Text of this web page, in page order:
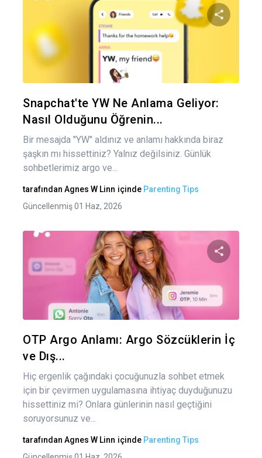
Snapchat'te YW Ne Anlama Geliyor:
Nasıl Olduğunu Öğrenin...
Bir mesajda "YW" aldınız ve anlamı hakkında biraz
şaşkın mı hissettiniz? Yalnız değilsiniz. Günlük
sohbetlerimiz argo ve...
tarafından Agnes W Linn içinde Parenting Tips
Güncellenmiş 01 Haz, 2026
OTP Argo Anlamı: Argo Sözcüklerin İç
ve Dış...
Hiç ergenlik çağındaki çocuğunuzla sohbet etmek
için bir çevirmen uygulamasına ihtiyaç duyduğunuzu
hissettiniz mi? Onlara günlerinin nasıl geçtiğini
soruyorsunuz ve...
tarafından Agnes W Linn içinde Parenting Tips